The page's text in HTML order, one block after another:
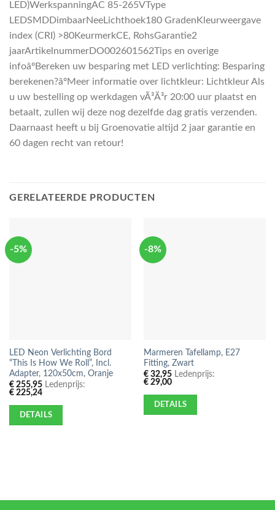
LED)WerkspanningAC 85-265VType
LEDSMDDimbaarNeeLichthoek180 GradenKleurweergave
index (CRI) >80KeurmerkCE, RohsGarantie2
jaarArtikelnummerDO002601562Tips en overige
infoâºBereken uw besparing met LED verlichting: Besparing
berekenen?âºMeer informatie over lichtkleur: Lichtkleur Als
u uw bestelling op werkdagen vÃ³Ã³r 20:00 uur plaatst en
betaalt, zullen wij deze nog dezelfde dag gratis verzenden.
Daarnaast heeft u bij Groenovatie altijd 2 jaar garantie en
60 dagen recht van retour!
GERELATEERDE PRODUCTEN
-5%
LED Neon Verlichting Bord
“This Is How We Roll”, Incl.
Adapter, 120x50cm, Oranje
€255,95Ledenprijs:
€225,24
DETAILS
-8%
Marmeren Tafellamp, E27
Fitting, Zwart
€32,95Ledenprijs:
€29,00
DETAILS